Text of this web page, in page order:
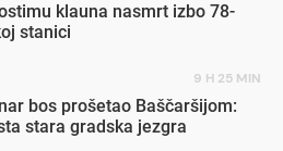
klauna nasmrt izbo 78-
stanici
9 H 25 MIN
bos prošetao Baščaršijom:
stara gradska jezgra